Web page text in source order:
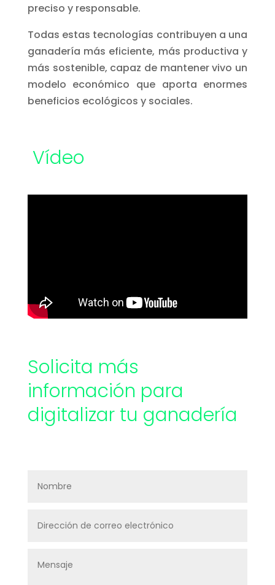
preciso y responsable.
Todas estas tecnologías contribuyen a una
ganadería más eficiente, más productiva y
más sostenible, capaz de mantener vivo un
modelo económico que aporta enormes
beneficios ecológicos y sociales.
Vídeo
Solicita más
información para
digitalizar tu ganadería